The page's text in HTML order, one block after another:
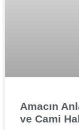
Amacın
ve Cami